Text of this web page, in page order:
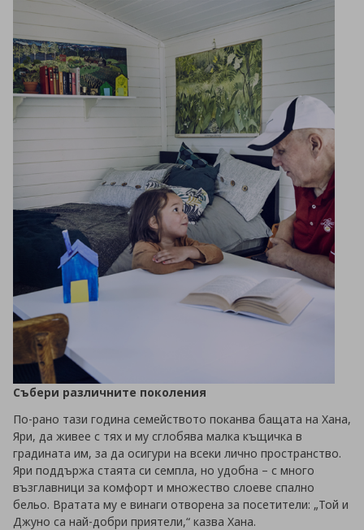
Събери различните поколения
По-рано тази година семейството поканва бащата на Хана,
Яри, да живее с тях и му сглобява малка къщичка в
градината им, за да осигури на всеки лично пространство.
Яри поддържа стаята си семпла, но удобна – с много
възглавници за комфорт и множество слоеве спално
бельо. Вратата му е винаги отворена за посетители: „Той и
Джуно са най-добри приятели,“ казва Хана.